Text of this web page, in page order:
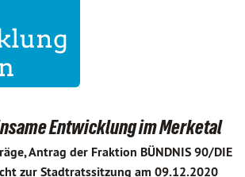
Entwicklung im Merketal
Antrag der Fraktion BÜNDNIS 90/DIE
zur Stadtratssitzung am 09.12.2020